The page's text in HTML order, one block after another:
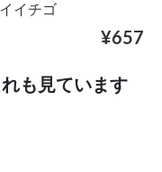
イチゴ
¥657
も見ています